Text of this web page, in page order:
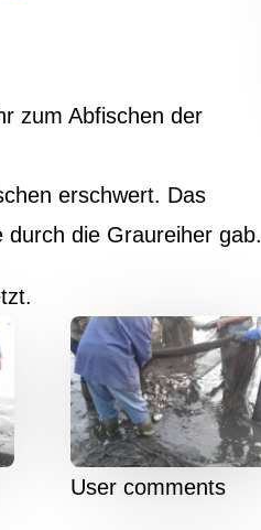
zum Abfischen der
erschwert. Das
die Graureiher gab.
User comments